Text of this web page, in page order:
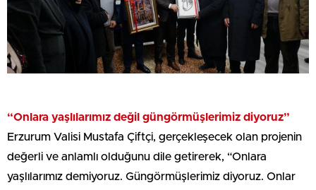
“Onlara yaşlılarımız değil güngörmüşlerimiz diyoruz”
Erzurum Valisi Mustafa Çiftçi, gerçekleşecek olan projenin
değerli ve anlamlı olduğunu dile getirerek, “Onlara
yaşlılarımız demiyoruz. Güngörmüşlerimiz diyoruz. Onlar